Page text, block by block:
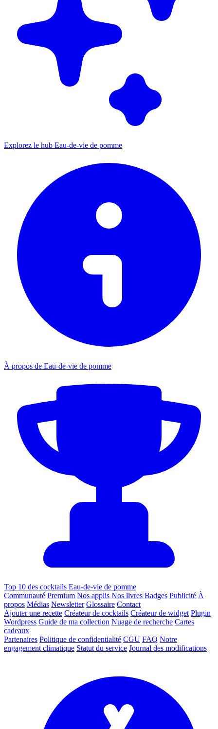
Explorez le hub Eau-de-vie de pomme
À propos de Eau-de-vie de pomme
Top 10 des cocktails Eau-de-vie de pomme
Communauté Premium Nos applis Nos livres Badges Publicité À
propos Médias Newsletter Glossaire Contact
Ajouter une recette Créateur de cocktails Créateur de widget Plugin
Wordpress Guide de ma collection Nuage de recherche Cartes
cadeaux
Partenaires Politique de confidentialité CGU FAQ Notre
engagement climatique Statut du service Journal des modifications